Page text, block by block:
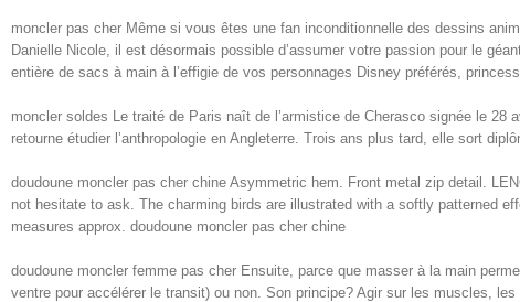
moncler pas cher Même si vous êtes une fan inconditionnelle des dessins
Danielle Nicole, il est désormais possible d’assumer votre passion pour le
entière de sacs à main à l’effigie de vos personnages Disney préférés,
moncler soldes Le traité de Paris naît de l’armistice de Cherasco signée le 28
retourne étudier l’anthropologie en Angleterre. Trois ans plus tard, elle sort
doudoune moncler pas cher chine Asymmetric hem. Front metal zip detail.
not hesitate to ask. The charming birds are illustrated with a softly patterned
measures approx. doudoune moncler pas cher chine
doudoune moncler femme pas cher Ensuite, parce que masser à la main
ventre pour accélérer le transit) ou non. Son principe? Agir sur les muscles,